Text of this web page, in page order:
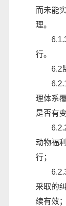
而未能
理。
行。
6.2
6.2
理体系
是否有变
6.2
动物福
行；
6.2
采取的
续有效；